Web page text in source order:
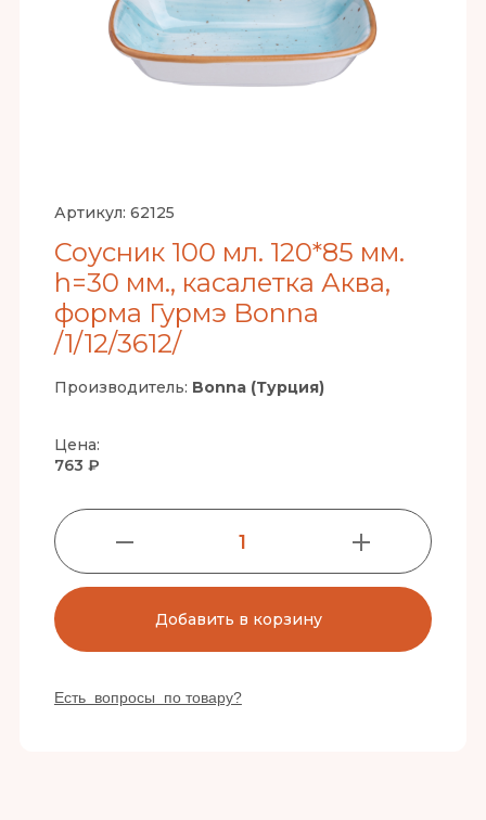
Артикул: 62125
Соусник 100 мл. 120*85 мм.
h=30 мм., касалетка Аква,
форма Гурмэ Bonna
/1/12/3612/
Производитель: Bonna (Турция)
Цена:
763 ₽
1
Добавить в корзину
Есть вопросы по товару?